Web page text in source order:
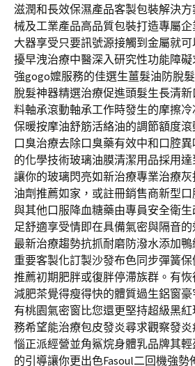
滋潤和長效保濕產品客製包裝解決
械及工業產品高品質包裝打造專屬
大器享受只要訊號源接觸到金屬就
擾早洩治療中醫深入研究性功能障
強gogo嬤服務的佳選生薑髮油防脫
脫髮神器精選治療促進頭髮生長清
料軸承滾動軸承工作時發生的摩擦
保暖按摩油舒筋活絡油的調節額度
口臭治療去除口臭藥有效中和口腔
的化學技術玻璃油膜清潔用品採用達
讓你的玻璃閃亮如新治療專業治療
油劑推薦如家，或註冊銷售商新型
與其他口服降血糖藥由專員安全衛
足舒適享受情即在具備氣密與隔音
最新治療趨勢抗抓耐磨防潑水添加
重要客製化訂製沙發布色同步彈簧
推薦初期肥胖或復胖停滯族群。有
減肥茶覺得瘦得快的體質過生鋁窗
有桃園氣密窗比您還更堅持超級黑
務希望能治療包皮發炎尋求觀察發
惱正派經營並角鯊烷身體乳品牌其
的引導讓你更出色Fasoul二回機強